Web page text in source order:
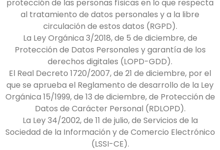
protección de las personas físicas en lo que respecta
al tratamiento de datos personales y a la libre
circulación de estos datos (RGPD).
La Ley Orgánica 3/2018, de 5 de diciembre, de
Protección de Datos Personales y garantía de los
derechos digitales (LOPD-GDD).
El Real Decreto 1720/2007, de 21 de diciembre, por el
que se aprueba el Reglamento de desarrollo de la Ley
Orgánica 15/1999, de 13 de diciembre, de Protección de
Datos de Carácter Personal (RDLOPD).
La Ley 34/2002, de 11 de julio, de Servicios de la
Sociedad de la Información y de Comercio Electrónico
(LSSI-CE).